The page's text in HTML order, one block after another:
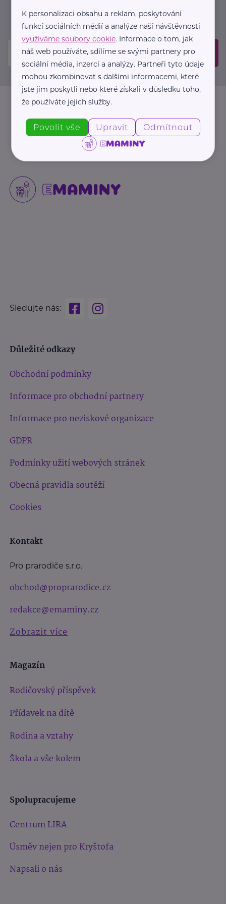
událostech. Prosíme, potvrďte odběr ve vaší e-
mailové schránce.
Odeslat
Sledujte nás:
Důležité odkazy
Obchodní podmínky
Informace pro obchodní partnery
Informace pro neziskové organizace
GDPR
Podmínky užití webových stránek
Obecná pravidla soutěží
Cookies
Kontakt
Pro prarodiče s.r.o.
obchod@proprarodice.cz
redakce@emaminy.cz
Zobrazit více
Magazín
Rodičovský příspěvek
Přídavek na dítě
Rodina a vztahy
Škola a vše kolem
Spolupracujeme
Centrum LIRA
Úsměv nejen pro Kryštofa
Napsali o nás
K personalizaci obsahu a reklam, poskytování
funkcí sociálních médií a analýze naší návštěvnosti
využíváme soubory cookie. Informace o tom, jak
náš web používáte, sdílíme se svými partnery pro
sociální média, inzerci a analýzy. Partneři tyto údaje
mohou zkombinovat s dalšími informacemi, které
jste jim poskytli nebo které získali v důsledku toho,
že používáte jejich služby.
Povolit vše Upravit Odmítnout